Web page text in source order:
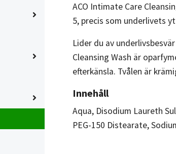
ACO Intimate Care
5, precis som underlivets
Lider du av
Cleansing Wash är
efterkänsla. Tvålen är
Innehåll
Aqua, Disodium Laureth
PEG-150 Distearate,